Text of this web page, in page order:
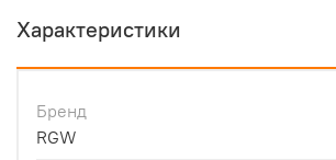
Характеристики
Бренд
RGW